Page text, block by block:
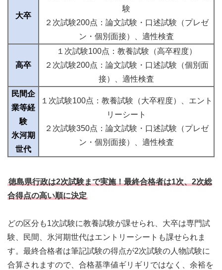
大卒
験
２次試験200点：論文試験・口述試験（プレゼ
ン・個別面接）、適性検査
高卒
１次試験100点：教養試験（高卒程度）
２次試験200点：論文試験・口述試験（個別面
接）、適性検査
民間企
業等経
験
氷河期
世代
１次試験100点：教養試験（大卒程度）、エント
リーシート
２次試験350点：論文試験・口述試験（プレゼ
ン・個別面接）、適性検査
徳島県行政は2次試験まで実施！最終合格者は1次、2次総
合得点の高い順に決定
どの区分も1次試験に教養試験が課せられ、大卒は専門試
験、民間、氷河期世代はエントリーシートも課せられま
す。最終合格者は筆記試験の得点が2次試験の人物試験に
合算されますので、合格基準値ギリギリではなく、余裕を